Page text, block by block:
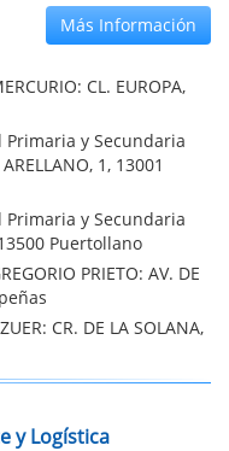
Más Información
CL. EUROPA,
y Secundaria
1, 13001
y Secundaria
13500 Puertollano
PRIETO: AV. DE
CR. DE LA SOLANA,
y Logística